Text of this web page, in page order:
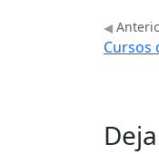
Cursos